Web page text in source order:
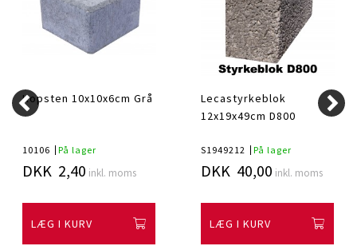
Kopsten 10x10x6cm Grå
10106 På lager
DKK 2,40 inkl. moms
LÆG I KURV
Lecastyrkeblok
12x19x49cm D800
S1949212 På lager
DKK 40,00 inkl. moms
LÆG I KURV